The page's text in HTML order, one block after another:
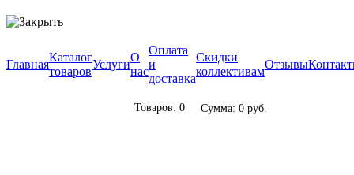
Главная
Каталог
товаров
Услуги
О
нас
Оплата
и
доставка
Скидки
коллективам
Отзывы
Товаров: 0 Сумма: 0 руб.